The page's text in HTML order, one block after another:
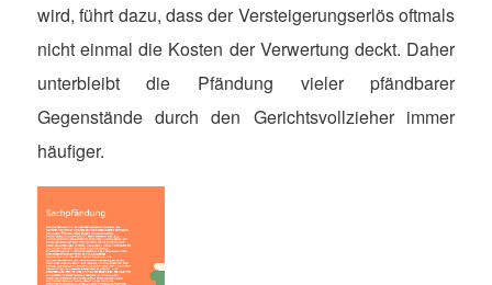
wird, führt dazu, dass der Versteigerungserlös oftmals
nicht einmal die Kosten der Verwertung deckt. Daher
unterbleibt die Pfändung vieler pfändbarer
Gegenstände durch den Gerichtsvollzieher immer
häufiger.